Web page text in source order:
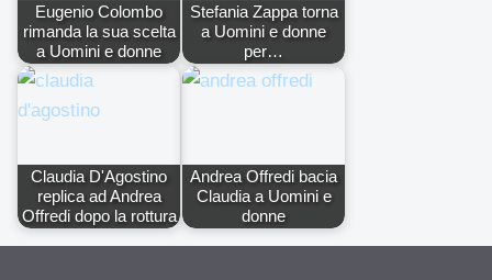
Eugenio Colombo
rimanda la sua scelta
a Uomini e donne
Stefania Zappa torna
a Uomini e donne
per…
Claudia D'Agostino
replica ad Andrea
Offredi dopo la rottura
Andrea Offredi bacia
Claudia a Uomini e
donne